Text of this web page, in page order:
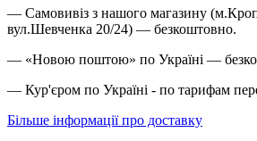
— Самовивіз з нашого магазину
вул.Шевченка 20/24) — безкоштовно.
— «Новою поштою» по Україні —
— Кур'єром по Україні - по тарифам
Більше інформації про доставку